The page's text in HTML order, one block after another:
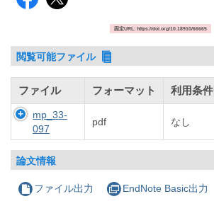
固定URL: https://doi.org/10.18910/66665
閲覧可能ファイル
ファイル フォーマット 利用条件
mp_33-
097
pdf なし
論文情報
ファイル出力 EndNote Basic出力